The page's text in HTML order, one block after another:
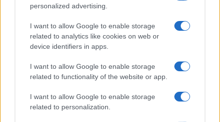
personalized advertising.
I want to allow Google to enable storage
related to analytics like cookies on web or
device identifiers in apps.
I want to allow Google to enable storage
related to functionality of the website or app.
I want to allow Google to enable storage
related to personalization.